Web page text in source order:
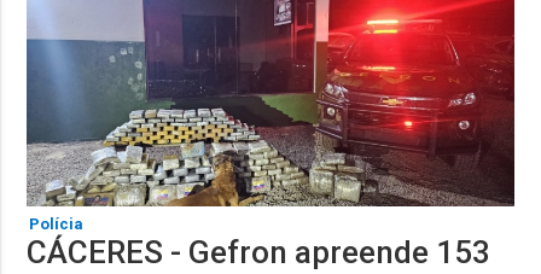
Polícia
CÁCERES - Gefron apreende 153